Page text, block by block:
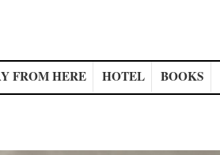
FROM HERE HOTEL BOOKS